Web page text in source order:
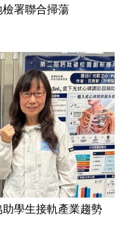
署聯合掃蕩
學生接軌產業趨勢